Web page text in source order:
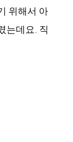
위해서 아
는데요. 직